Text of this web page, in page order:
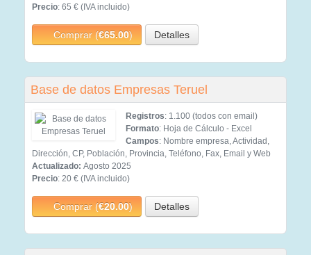
Precio: 65 € (IVA incluido)
Comprar (€65.00) Detalles
Base de datos Empresas Teruel
Registros: 1.100 (todos con email)
Formato: Hoja de Cálculo - Excel
Campos: Nombre empresa, Actividad,
Dirección, CP, Población, Provincia, Teléfono, Fax, Email y Web
Actualizado: Agosto 2025
Precio: 20 € (IVA incluido)
Comprar (€20.00) Detalles